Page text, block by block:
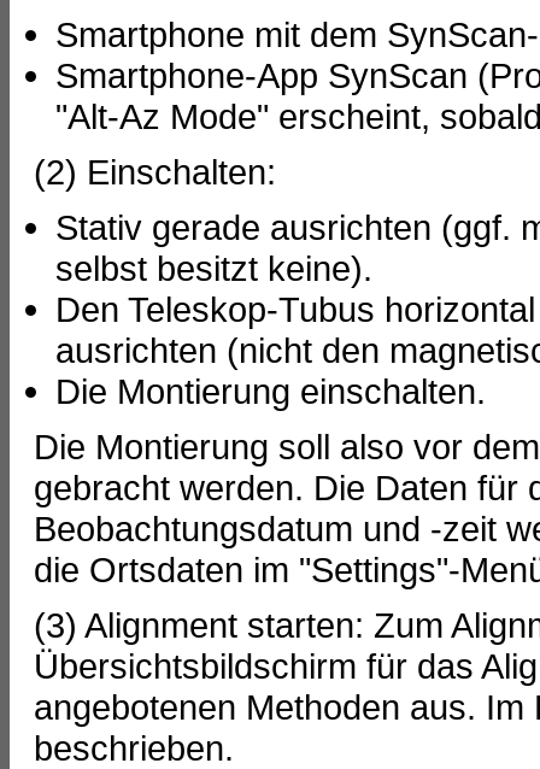
Smartphone mit dem
Smartphone-App SynScan
"Alt-Az Mode" erscheint,
(2) Einschalten:
Stativ gerade ausrichten (ggf.
selbst besitzt keine).
Den Teleskop-Tubus
ausrichten (nicht den
Die Montierung einschalten.
Die Montierung soll also vor
gebracht werden. Die Daten für
Beobachtungsdatum und -zeit
die Ortsdaten im "Settings"-
(3) Alignment starten: Zum
Übersichtsbildschirm für das
angebotenen Methoden aus.
beschrieben.